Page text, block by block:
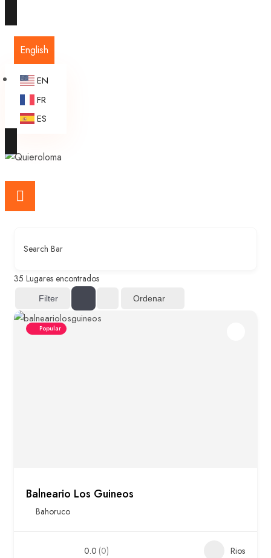
English
EN
FR
ES
Search Bar
35 Lugares encontrados
Filter Ordenar
Popular
Balneario Los Guineos
Bahoruco
0.0 (0) Rios